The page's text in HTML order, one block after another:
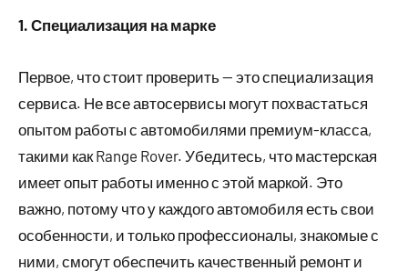
1. Специализация на марке
Первое, что стоит проверить — это специализация
сервиса. Не все автосервисы могут похвастаться
опытом работы с автомобилями премиум-класса,
такими как Range Rover. Убедитесь, что мастерская
имеет опыт работы именно с этой маркой. Это
важно, потому что у каждого автомобиля есть свои
особенности, и только профессионалы, знакомые с
ними, смогут обеспечить качественный ремонт и